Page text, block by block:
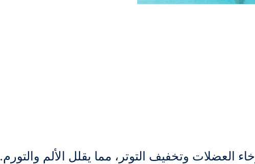
العضلات وتخفيف التوتر، مما يقلل الألم والتورم.